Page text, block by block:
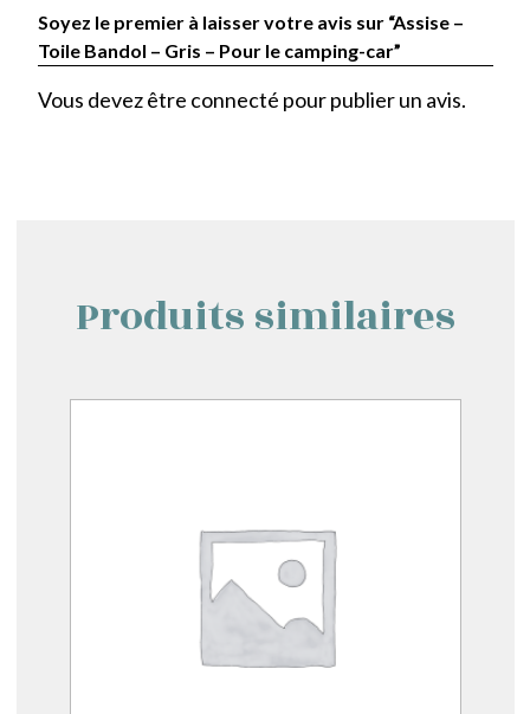
Soyez le premier à laisser votre avis sur “Assise –
Toile Bandol – Gris – Pour le camping-car”
Vous devez être connecté pour publier un avis.
Produits similaires